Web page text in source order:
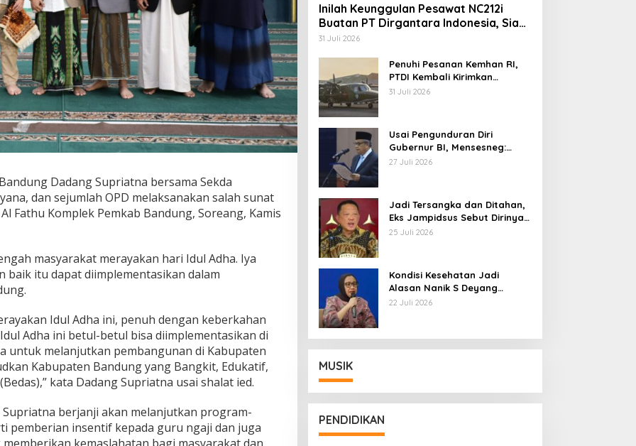
Dadang Supriatna bersama Sekda
dan sejumlah OPD melaksanakan salah sunat
Fathu Komplek Pemkab Bandung, Soreang, Kamis
masyarakat merayakan hari Idul Adha. Iya
baik itu dapat diimplementasikan dalam
Idul Adha ini, penuh dengan keberkahan
Adha ini betul-betul bisa diimplementasikan di
untuk melanjutkan pembangunan di Kabupaten
Kabupaten Bandung yang Bangkit, Edukatif,
kata Dadang Supriatna usai shalat ied.
Supriatna berjanji akan melanjutkan program-
pemberian insentif kepada guru ngaji dan juga
Inilah Keunggulan Pesawat NC212i
Buatan PT Dirgantara Indonesia, Siap
Dukung Berbagai Operasi TNI
31 Juli 2026
Penuhi Pesanan Kemhan RI,
PTDI Kembali Kirimkan
Pesawat NC212i ke Pangkalan
31 Juli 2026
Usai Pengunduran Diri
Gubernur BI, Mensesneg:
Segera Terbit Keppres
27 Juli 2026
Jadi Tersangka dan Ditahan,
Eks Jampidsus Sebut Dirinya
Korban Kriminalisasi
25 Juli 2026
Kondisi Kesehatan Jadi
Alasan Nanik S Deyang
Mundur dari BGN, Prabowo
22 Juli 2026
MUSIK
PENDIDIKAN